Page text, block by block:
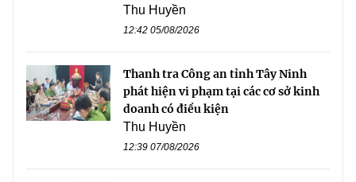
Thu Huyền
12:42 05/08/2026
Thanh tra Công an tỉnh Tây Ninh
phát hiện vi phạm tại các cơ sở kinh
doanh có điều kiện
Thu Huyền
12:39 07/08/2026